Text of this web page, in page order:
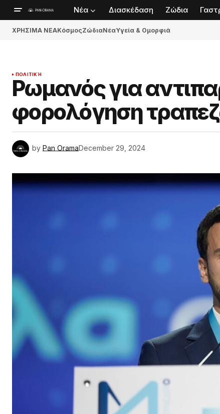
Νέα Διασκέδαση Ζώδια
ΧΡΗΣΙΜΑ ΝΕΑΚόσμοςΖώδιαΝέαΥγεία & Ομορφιά
ΠΟΛΙΤΙΚΉ
Ρωμανός για
φορολόγηση
by Pan OramaDecember 29, 2024